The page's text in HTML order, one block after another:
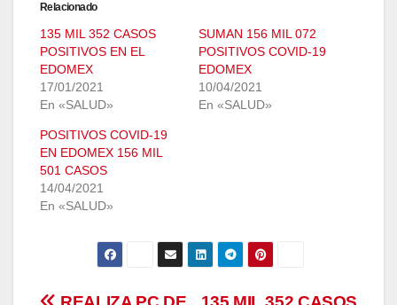
Relacionado
135 MIL 352 CASOS
POSITIVOS EN EL
EDOMEX
17/01/2021
En «SALUD»
SUMAN 156 MIL 072
POSITIVOS COVID-19
EDOMEX
10/04/2021
En «SALUD»
POSITIVOS COVID-19
EN EDOMEX 156 MIL
501 CASOS
14/04/2021
En «SALUD»